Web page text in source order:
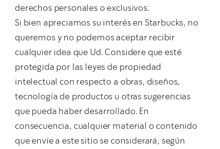
derechos personales o exclusivos.
Si bien apreciamos su interés en Starbucks, no
queremos y no podemos aceptar recibir
cualquier idea que Ud. Considere que esté
protegida por las leyes de propiedad
intelectual con respecto a obras, diseños,
tecnología de productos u otras sugerencias
que pueda haber desarrollado. En
consecuencia, cualquier material o contenido
que envíe a este sitio se considerará, según